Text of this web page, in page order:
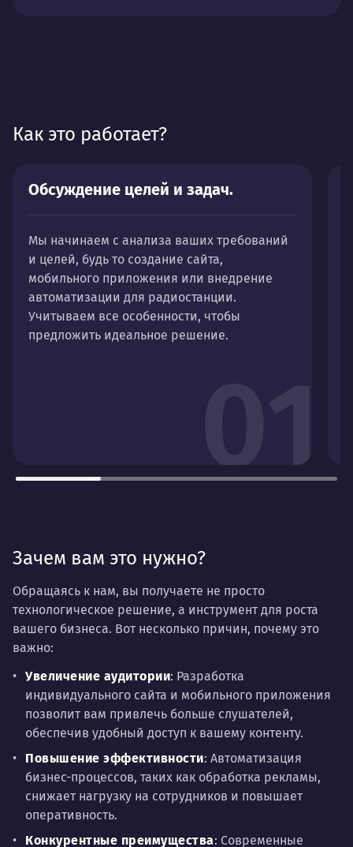
Как это работает?
01
Обсуждение целей и задач.
Мы начинаем с анализа ваших требований
и целей, будь то создание сайта,
мобильного приложения или внедрение
автоматизации для радиостанции.
Учитываем все особенности, чтобы
предложить идеальное решение.
Зачем вам это нужно?
Обращаясь к нам, вы получаете не просто
технологическое решение, а инструмент для роста
вашего бизнеса. Вот несколько причин, почему это
важно:
Увеличение аудитории: Разработка
индивидуального сайта и мобильного приложения
позволит вам привлечь больше слушателей,
обеспечив удобный доступ к вашему контенту.
Повышение эффективности: Автоматизация
бизнес-процессов, таких как обработка рекламы,
снижает нагрузку на сотрудников и повышает
оперативность.
Конкурентные преимущества: Современные